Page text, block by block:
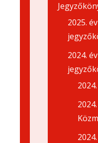
2025.
2024.